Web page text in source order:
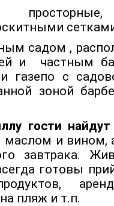
садом ,
и частным
газепо с
зоной
гости
и вином,
завтрака.
готовы
пляж и т.п.